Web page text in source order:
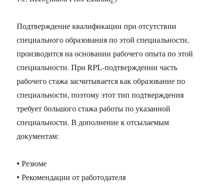
Подтверждение квалификации при отсутствии
специального образования по этой специальности,
производится на основании рабочего опыта по этой
специальности. При RPL-подтверждении часть
рабочего стажа засчитывается как образование по
специальности, поэтому этот тип подтверждения
требует большого стажа работы по указанной
специальности. В дополнение к отсылаемым
документам:
• Резюме
• Рекомендации от работодателя